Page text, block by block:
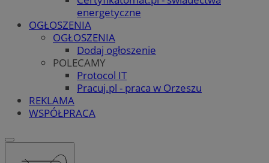
energetyczne
OGŁOSZENIA
OGŁOSZENIA
Dodaj ogłoszenie
POLECAMY
Protocol IT
Pracuj.pl - praca w Orzeszu
REKLAMA
WSPÓŁPRACA